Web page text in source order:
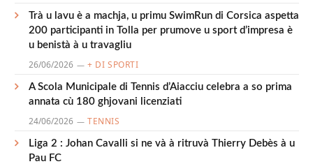
Trà u lavu è a machja, u primu SwimRun di Corsica aspetta
200 participanti in Tolla per prumove u sport d’impresa è
u benistà à u travagliu
26/06/2026 + DI SPORTI
A Scola Municipale di Tennis d’Aiacciu celebra a so prima
annata cù 180 ghjovani licenziati
24/06/2026 TENNIS
Liga 2 : Johan Cavalli si ne và à ritruvà Thierry Debès à u
Pau FC